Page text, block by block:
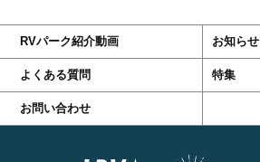
RVパーク紹介動画 お知らせ
よくある質問 特集
お問い合わせ